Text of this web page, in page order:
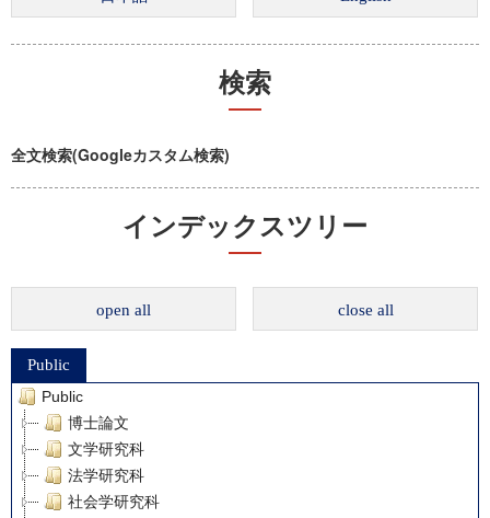
検索
全文検索(Googleカスタム検索)
インデックスツリー
open all close all
Public
Public
博士論文
文学研究科
法学研究科
社会学研究科